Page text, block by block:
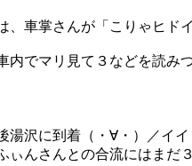
、車掌さんが「こりゃヒド
内でマリ見て３などを読み
湯沢に到着（・∀・）／イイ
ぃんさんとの合流にはまだ